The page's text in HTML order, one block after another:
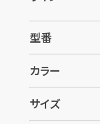
型番
カラー
サイズ